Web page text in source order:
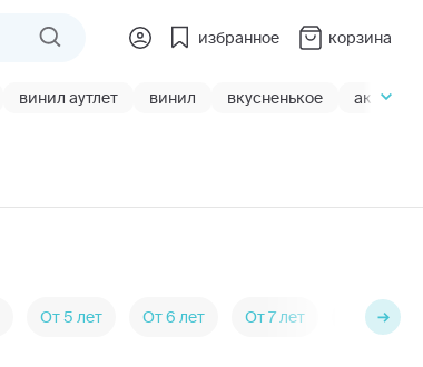
избранное корзина
винил аутлет винил вкусненькое акции
От 5 лет От 6 лет От 7 лет